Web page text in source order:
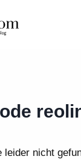
leider nicht